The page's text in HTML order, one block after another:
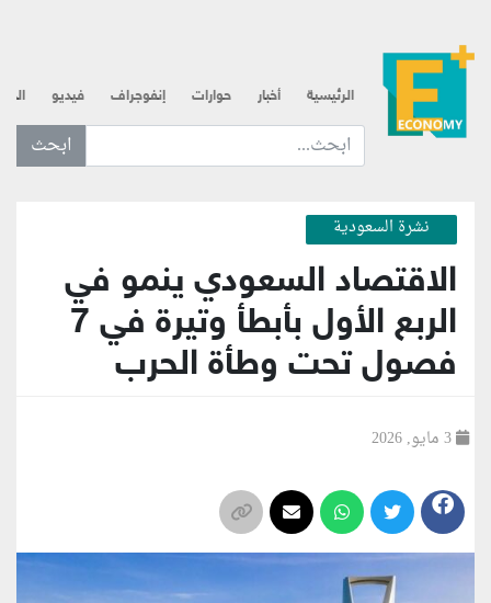
الرئيسية أخبار حوارات إنفوجراف فيديو
ابحث عن... :
نشرة السعودية
الاقتصاد السعودي ينمو في
الربع الأول بأبطأ وتيرة في 7
فصول تحت وطأة الحرب